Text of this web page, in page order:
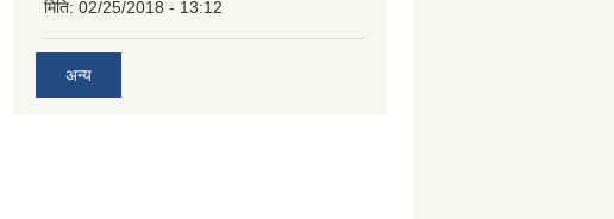
मिति: 02/25/2018 - 13:12
अन्य